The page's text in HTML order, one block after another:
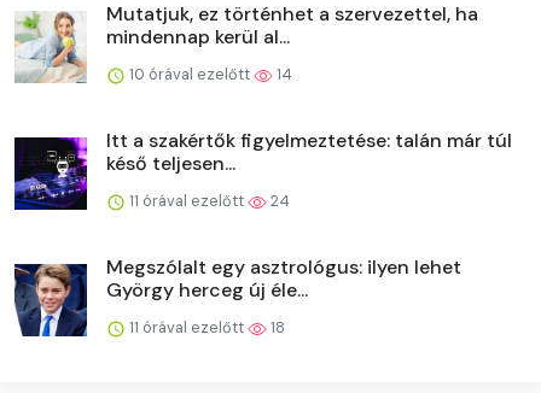
Mutatjuk, ez történhet a szervezettel, ha
mindennap kerül al...
10 órával ezelőtt 14
Itt a szakértők figyelmeztetése: talán már túl
késő teljesen...
11 órával ezelőtt 24
Megszólalt egy asztrológus: ilyen lehet
György herceg új éle...
11 órával ezelőtt 18